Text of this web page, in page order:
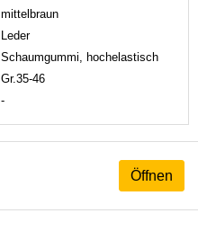
mittelbraun
Leder
Schaumgummi, hochelastisch
Gr.35-46
-
Öffnen